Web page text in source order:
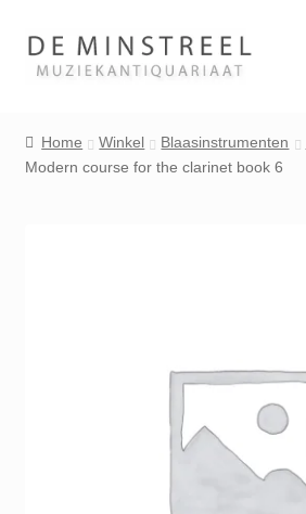
Ga
door
Ga
naar
Contact
Home Winkel Blaasinstrumenten
Modern course for the clarinet book 6